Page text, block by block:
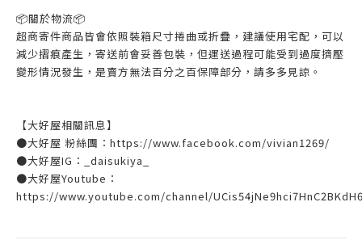
📦️關於物流📦️
超商寄件商品皆會依照裝箱尺寸捲曲或折疊，建議使用宅配，可以
減少摺痕產生，寄送前會妥善包裝，但運送過程可能受到過度擠壓
變形情況發生，是賣方無法百分之百保障部分，請多多見諒。
【大好屋相關訊息】
●大好屋 粉絲團：https://www.facebook.com/vivian1269/
●大好屋IG：_daisukiya_
●大好屋Youtube：
https://www.youtube.com/channel/